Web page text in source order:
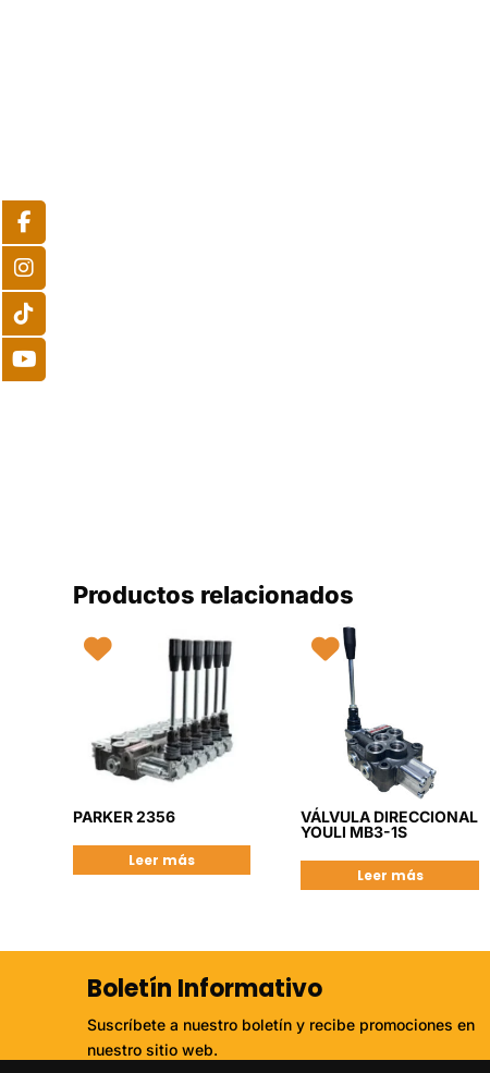
Productos relacionados
PARKER 2356
Leer más
VÁLVULA DIRECCIONAL
YOULI MB3-1S
Leer más
Boletín Informativo
Suscríbete a nuestro boletín y recibe promociones en
nuestro sitio web.